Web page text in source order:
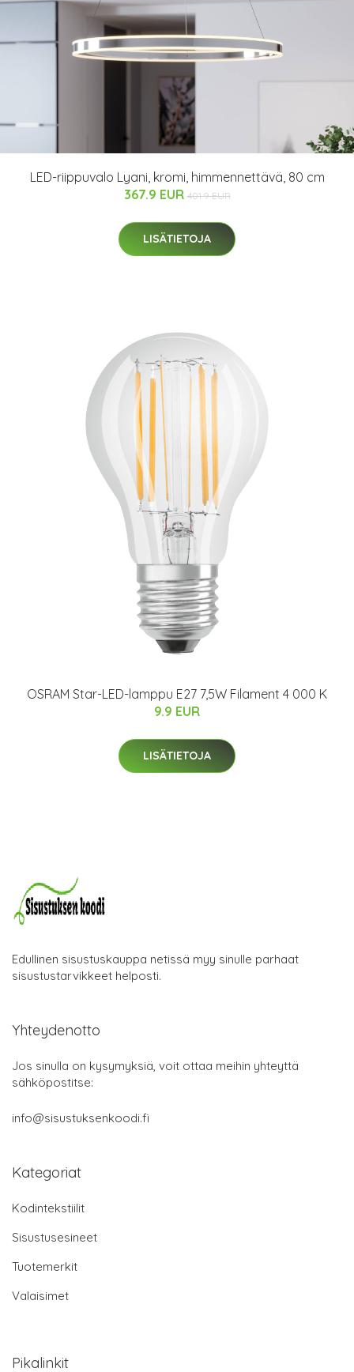
LED-riippuvalo Lyani, kromi, himmennettävä, 80 cm
367.9 EUR 401.9 EUR
LISÄTIETOJA
OSRAM Star-LED-lamppu E27 7,5W Filament 4 000 K
9.9 EUR
LISÄTIETOJA
Edullinen sisustuskauppa netissä myy sinulle parhaat
sisustustarvikkeet helposti.
Yhteydenotto
Jos sinulla on kysymyksiä, voit ottaa meihin yhteyttä
sähköpostitse:
info@sisustuksenkoodi.fi
Kategoriat
Kodintekstiilit
Sisustusesineet
Tuotemerkit
Valaisimet
Pikalinkit